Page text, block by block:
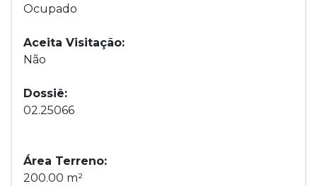
Ocupado
Aceita Visitação:
Não
Dossiê:
02.25066
Área Terreno:
200.00 m²